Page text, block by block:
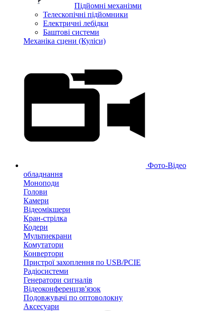
Підйомні механізми
Телескопічні підйомники
Електричні лебідки
Баштові системи
Механіка сцени (Куліси)
Фото-Відео
обладнання
Моноподи
Голови
Камери
Відеомікшери
Кран-стрілка
Кодери
Мультиекрани
Комутатори
Конвертори
Пристрої захоплення по USB/PCIE
Радіосистеми
Генератори сигналів
Відеоконференцзв'язок
Подовжувачі по оптоволокну
Аксесуари